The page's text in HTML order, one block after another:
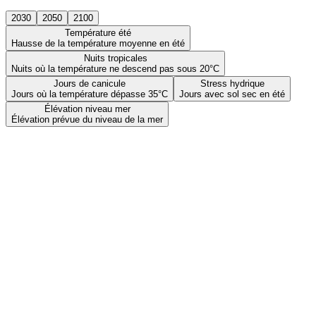
2030 2050
2100
Température été
Hausse de la température moyenne en été
Nuits tropicales
Nuits où la température ne descend pas sous 20°C
Jours de canicule
Jours où la température dépasse 35°C
Stress hydrique
Jours avec sol sec en été
Élévation niveau mer
Élévation prévue du niveau de la mer